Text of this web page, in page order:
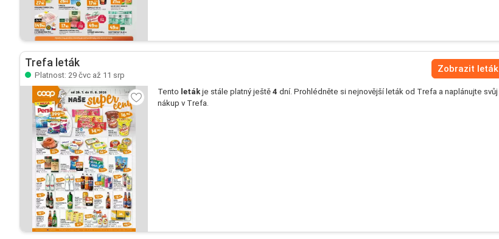
Trefa leták
Platnost: 29 čvc až 11 srp
Zobrazit leták
Tento leták je stále platný ještě 4 dní. Prohlédněte si nejnovější leták od Trefa a naplánujte svůj
nákup v Trefa.